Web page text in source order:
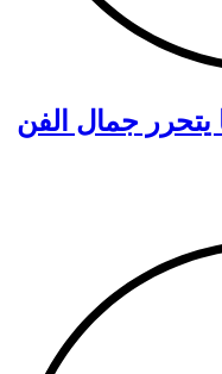
يتحرر جمال الفن